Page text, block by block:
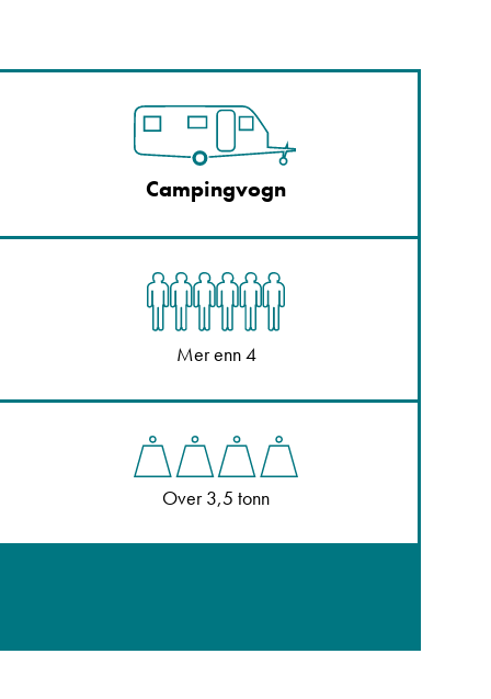
Campingvogn
Mer enn 4
Over 3,5 tonn